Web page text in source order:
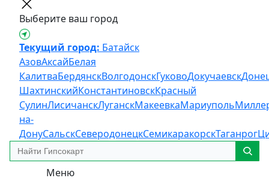
Выберите ваш город
Текущий город: Батайск
АзовАксайБелая
КалитваБердянскВолгодонскГуковоДокучаевск
ШахтинскийКонстантиновскКрасный
СулинЛисичанскЛуганскМакеевкаМариуполь
на-
ДонуСальскСеверодонецкСемикаракорскТаганрог
Меню